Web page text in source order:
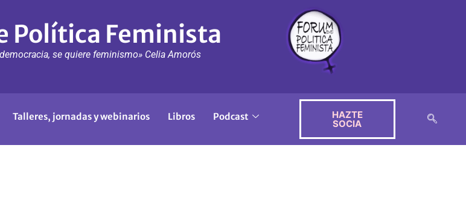
Política Feminista
se quiere feminismo» Celia Amorós
Talleres, jornadas y webinarios Libros
Podcast
HAZTE
SOCIA